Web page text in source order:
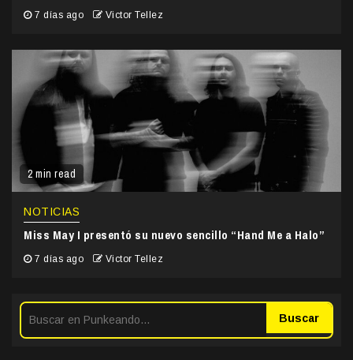
7 días ago Victor Tellez
2 min read
NOTICIAS
Miss May I presentó su nuevo sencillo “Hand Me a Halo”
7 días ago Victor Tellez
Buscar